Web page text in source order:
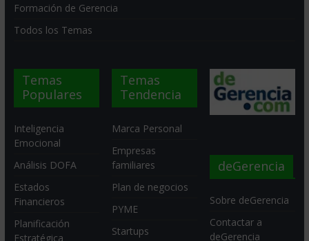
Formación de Gerencia
Todos los Temas
Temas
Populares
Inteligencia
Emocional
Análisis DOFA
Estados
Financieros
Planificación
Estratégica
Temas
Tendencia
Marca Personal
Empresas
familiares
Plan de negocios
PYME
Startups
deGerencia
Sobre deGerencia
Contactar a
deGerencia